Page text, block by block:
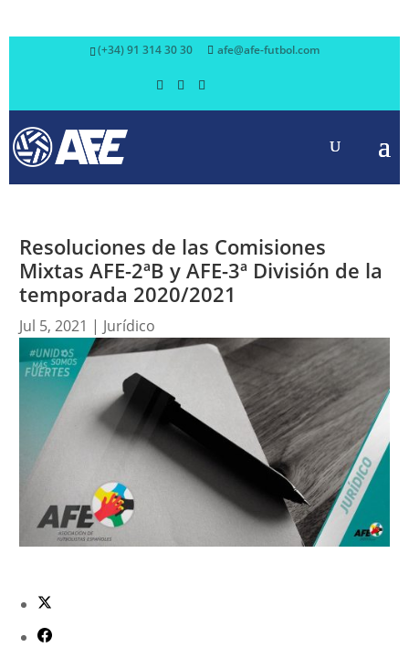
(+34) 91 314 30 30 afe@afe-futbol.com
Resoluciones de las Comisiones
Mixtas AFE-2ªB y AFE-3ª División de la
temporada 2020/2021
Jul 5, 2021 | Jurídico